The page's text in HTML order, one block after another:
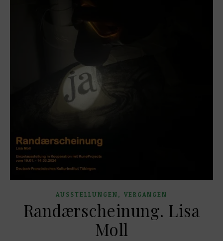
AUSSTELLUNGEN, VERGANGEN
Randærscheinung. Lisa
Moll